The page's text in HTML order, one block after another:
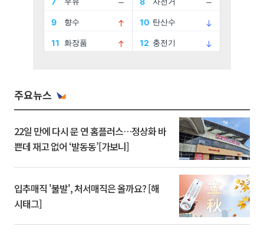
주요뉴스
22일 만에 다시 문 연 홈플러스…정상화 바
쁜데 재고 없어 ‘발동동’[가보니]
입추매직 '불발', 처서매직은 올까요? [해
시태그]